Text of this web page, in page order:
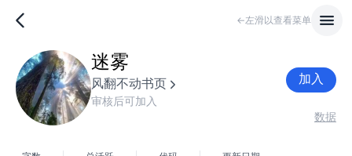
←左滑以查看菜单
迷雾
风翻不动书页
审核后可加入
加入
数据